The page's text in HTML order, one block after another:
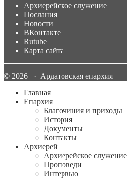
Архиерейское служение
Послания
Новости
ВКонтакте
Rutube
Карта сайта
© 2026 · Ардатовская епархия
Главная
Епархия
Благочиния и приходы
История
Документы
Контакты
Архиерей
Архиерейское служение
Проповеди
Интервью